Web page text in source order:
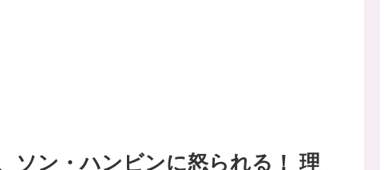
ソン・ハンビンに怒られる！ 理